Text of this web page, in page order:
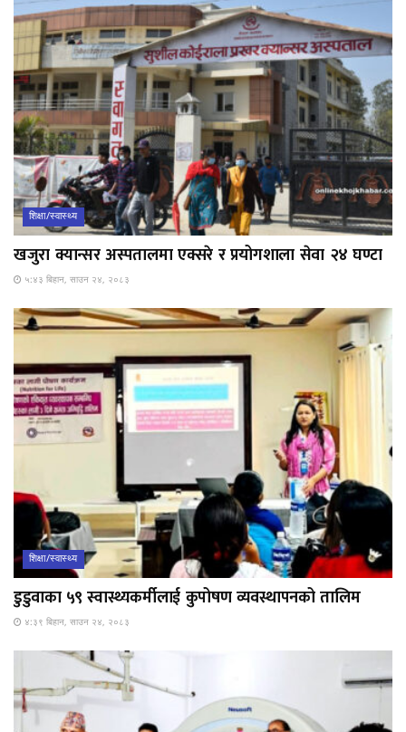
शिक्षा/स्वास्थ्य
खजुरा क्यान्सर अस्पतालमा एक्सरे र प्रयोगशाला सेवा २४ घण्टा
५:४३ बिहान, साउन २४, २०८३
शिक्षा/स्वास्थ्य
डुडुवाका ५९ स्वास्थ्यकर्मीलाई कुपोषण व्यवस्थापनको तालिम
४:३९ बिहान, साउन २४, २०८३